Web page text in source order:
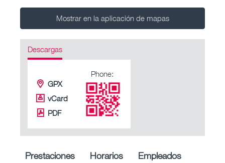
Mostrar en la aplicación de mapas
Descargas
GPX
vCard
PDF
Phone:
Prestaciones Horarios Empleados